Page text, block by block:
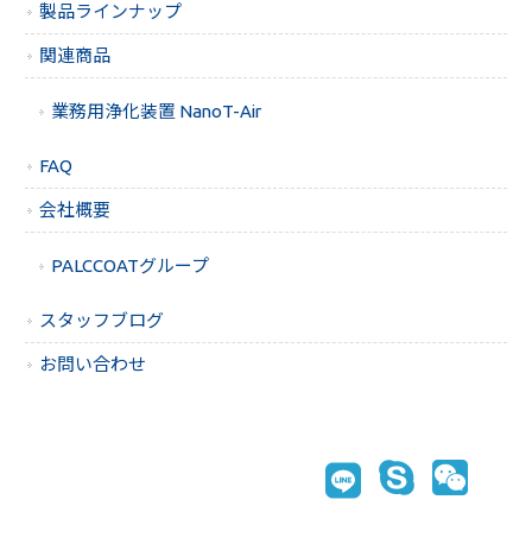
製品ラインナップ
関連商品
業務用浄化装置 NanoT-Air
FAQ
会社概要
PALCCOATグループ
スタッフブログ
お問い合わせ